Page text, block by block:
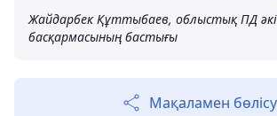
Жайдарбек Құттыбаев, облыстық ПД
басқармасының бастығы
Мақаламен бөлісу